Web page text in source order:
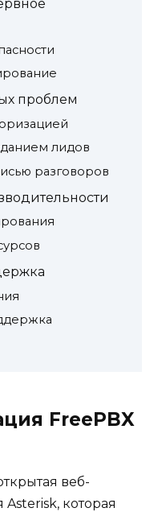
проблем
лидов
разговоров
FreePBX
веб-
которая